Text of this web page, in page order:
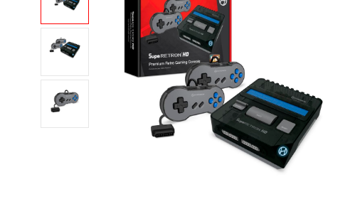
Animales y mascotas
Ferretería y autos
Ropa, calzado y accesorios
Salud, belleza y cuidado personal
Joyería y relojes
Juegos y juguetes